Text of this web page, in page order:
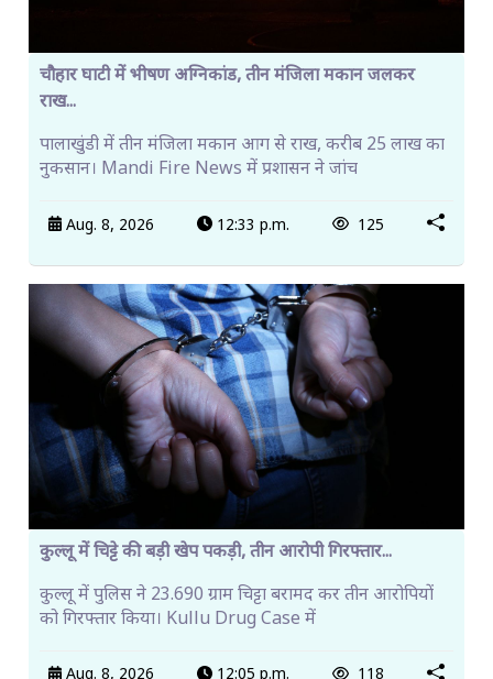
चौहार घाटी में भीषण अग्निकांड, तीन मंजिला मकान जलकर
राख...
पालाखुंडी में तीन मंजिला मकान आग से राख, करीब 25 लाख का
नुकसान। Mandi Fire News में प्रशासन ने जांच
Aug. 8, 2026 12:33 p.m. 125
कुल्लू में चिट्टे की बड़ी खेप पकड़ी, तीन आरोपी गिरफ्तार...
कुल्लू में पुलिस ने 23.690 ग्राम चिट्टा बरामद कर तीन आरोपियों
को गिरफ्तार किया। Kullu Drug Case में